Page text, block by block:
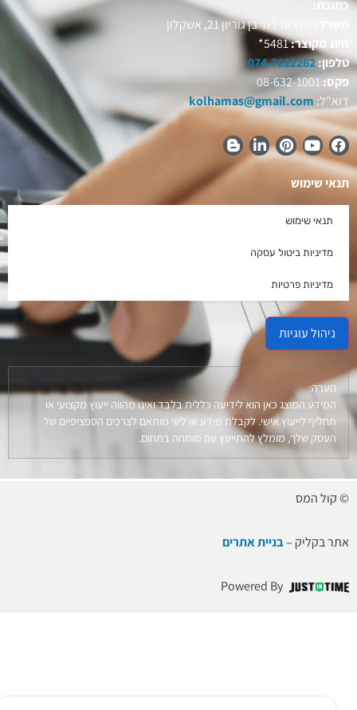
כתובת:
משרד:
שדרות דוד בן גוריון 21, אשקלון
חיוג מקוצר:5481*
טלפון:074-7022262
פקס:08-632-1001
דוא"ל:kolhamas@gmail.com
תנאי שימוש
תנאי שימוש
מדיניות ביטול עסקה
מדיניות פרטיות
ניהול עוגיות
הערה:
המידע המוצג כאן הוא לידיעה כללית בלבד ואינו מהווה ייעוץ מקצועי או
תחליף לייעוץ אישי. לקבלת מידע או ליווי מותאם לצרכים הספציפיים של
העסק שלך, מומלץ להתייעץ עם מומחה בתחום.
© קול המס
אתר בקליק – בניית אתרים
Powered By